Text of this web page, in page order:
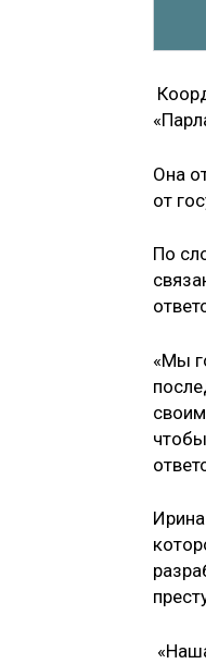
Она
от
По
«Мы